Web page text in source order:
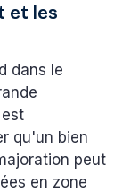
et les
dans le
qu'un bien
peut
en zone